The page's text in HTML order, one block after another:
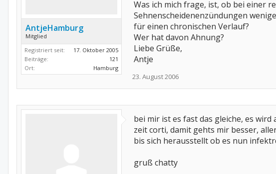
AntjeHamburg
Mitglied
Registriert seit:
17. Oktober 2005
Beiträge:
121
Ort:
Hamburg
Was ich mich frage, ist, ob bei einer
Sehnenscheidenenzündungen
für einen chronischen Verlauf?
Wer hat davon Ahnung?
Liebe Grüße,
Antje
23. August 2006
bei mir ist es fast das gleiche, es
zeit corti, damit gehts mir besser,
bis sich herausstellt ob es nun
gruß chatty